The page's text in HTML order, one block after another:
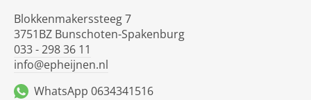
Blokkenmakerssteeg 7
3751BZ Bunschoten-Spakenburg
033 - 298 36 11
info@epheijnen.nl
WhatsApp 0634341516